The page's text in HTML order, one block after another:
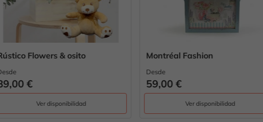
Montréal Fashion
Desde
59,00 €
Ver disponibilidad
Pack Ilusión 10 Rosas Rojas
Desde
89,00 €
Ver disponibilidad